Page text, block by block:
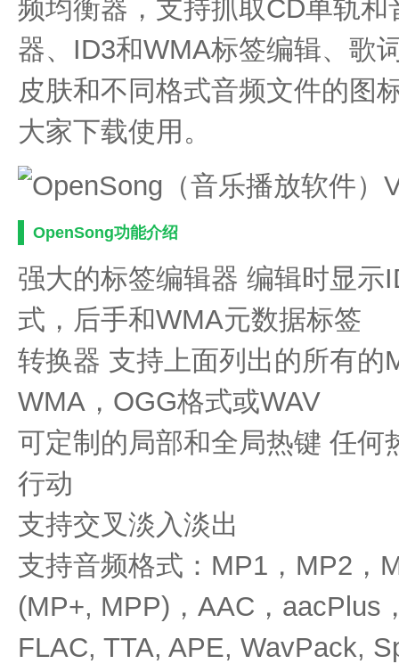
频均衡器，支持抓取CD单轨
器、ID3和WMA标签编辑、歌
皮肤和不同格式音频文件的图
大家下载使用。
OpenSong功能介绍
强大的标签编辑器 编辑时显示
式，后手和WMA元数据标签
转换器 支持上面列出的所有的
WMA，OGG格式或WAV
可定制的局部和全局热键 任何
行动
支持交叉淡入淡出
支持音频格式：MP1，MP2，
(MP+, MPP)，AAC，aacPlus
FLAC, TTA, APE, WavPack,